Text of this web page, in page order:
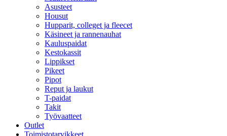
Asusteet
Housut
Hupparit, colleget ja fleecet
Käsineet ja rannenauhat
Kauluspaidat
Kestokassit
Lippikset
Pikeet
Pipot
Reput ja laukut
T-paidat
Takit
Työvaatteet
Outlet
Toimistotarvikkeet